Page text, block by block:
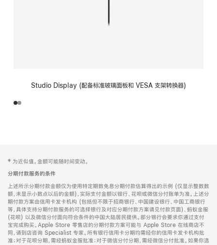
Studio Display (配备标准玻璃面板和 VESA 支架转换器)
页
页
脚
注
‡ 为近似值。金额可能随时间变动。
分期付款服务的条件
上述所示分期付款金额仅为使用特定期数免息分期付款估算得出的示例 (仅显示整数数
额，未显示小数点以后的金额)，实际支付金额以银行、花呗或微信分付账单为准。上述分
期付款方案由信用卡发卡机构 (包括但不限于招商银行、中国建设银行、中国工商银行
等，具体支持分期付款服务的可选择银行及对应分期付款方案请见付款页面)、蚂蚁金服
(花呗) 以及微信分付面向符合条件的中国大陆居民提供。部分银行会要求你通过支付
宝完成购买。Apple Store 零售店的分期付款方案可能与 Apple Store 在线商店不
同，请到店咨询 Specialist 专家。所有银行信用卡分期均需经你的信用卡发卡机构批
准；对于花呗分期，需经蚂蚁金服批准；对于微信分付分期，需经微信分付批准。如果你选